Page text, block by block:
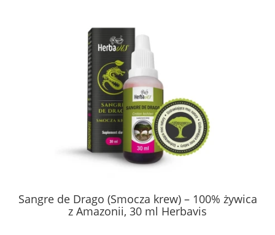
Sangre de Drago (Smocza krew) – 100% żywica
z Amazonii, 30 ml Herbavis